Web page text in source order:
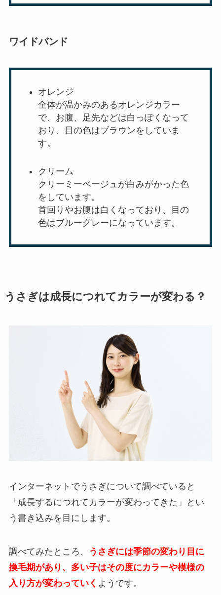
ワイドバンド
オレンジ
全体が温かみのあるオレンジカラー
で、お腹、足先などは白っぽくなって
おり、目の色はブラウンをしていま
す。
クリーム
クリーミーベージュが白みがかった色
をしています。
首回りやお腹は白くなっており、目の
色はブルーグレーになっています。
うさぎは成長につれてカラーが変わる？
インターネットでうさぎについて調べていると
「成長するにつれてカラーが変わってきた」とい
う書き込みを目にします。
調べてみたところ、
うさぎには季節の変わり目に
換毛期があり、多い子はその度にカラーや模様の
入り方が変わっていく ようです。